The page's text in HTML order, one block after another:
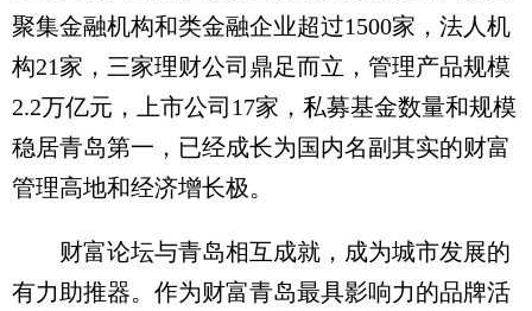
聚集金融机构和类金融企业超过1500家，法人机
构21家，三家理财公司鼎足而立，管理产品规模
2.2万亿元，上市公司17家，私募基金数量和规模
稳居青岛第一，已经成长为国内名副其实的财富
管理高地和经济增长极。
财富论坛与青岛相互成就，成为城市发展的
有力助推器。作为财富青岛最具影响力的品牌活